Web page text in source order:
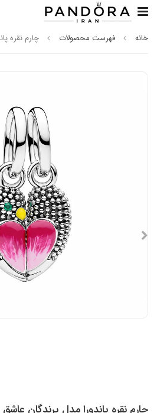
خانه فهرست محصولات چارم نقره
چارم نقره پاندورا مدل پرندگان